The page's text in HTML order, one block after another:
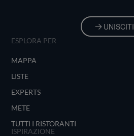
UNISCITI
ESPLORA PER
MAPPA
LISTE
EXPERTS
METE
TUTTI I RISTORANTI
ISPIRAZIONE